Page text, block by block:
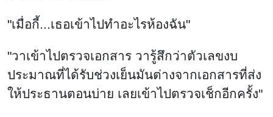
"เมื่อกี้...เธอเข้าไปทำอะไรห้องฉัน"
"วาเข้าไปตรวจเอกสาร วารู้สึกว่าตัวเลขงบ
ประมาณที่ได้รับช่วงเย็นมันต่างจากเอกสารที่ส่ง
ให้ประธานตอนบ่าย เลยเข้าไปตรวจเช็กอีกครั้ง"